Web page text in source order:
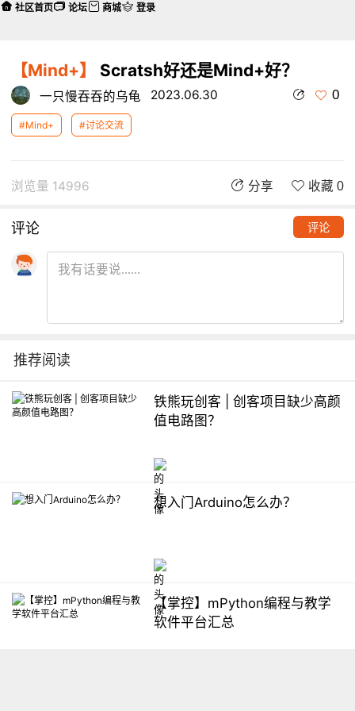
【Mind+】 Scratsh好还是Mind+好？
一只慢吞吞的乌龟 2023.06.30 0
#Mind+ #讨论交流
浏览量 14996 分享 收藏 0
评论 评论
推荐阅读
铁熊玩创客 | 创客项目缺少高颜
值电路图？
想入门Arduino怎么办？
【掌控】mPython编程与教学
软件平台汇总
社区首页 论坛 商城 登录